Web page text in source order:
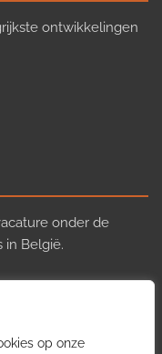
op onze
ontwikkelingen
onder de
in België.